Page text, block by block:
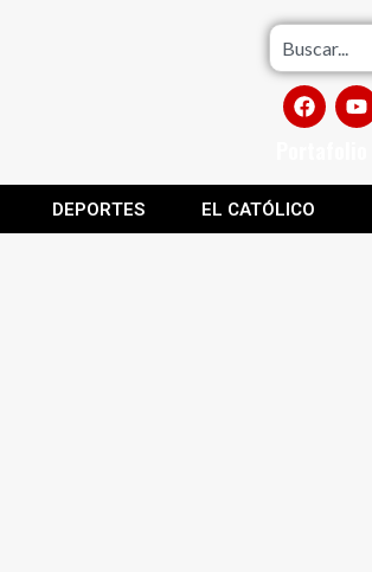
DEPORTES EL CATÓLICO